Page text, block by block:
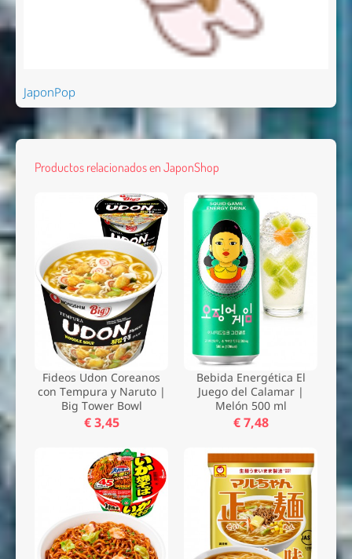
JaponPop
Productos relacionados en JaponShop
Fideos Udon Coreanos
con Tempura y Naruto |
Big Tower Bowl
€ 3,45
Bebida Energética El
Juego del Calamar |
Melón 500 ml
€ 7,48